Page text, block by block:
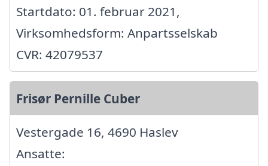
Startdato: 01. februar 2021,
Virksomhedsform: Anpartsselskab
CVR: 42079537
Frisør Pernille Cuber
Vestergade 16, 4690 Haslev
Ansatte: